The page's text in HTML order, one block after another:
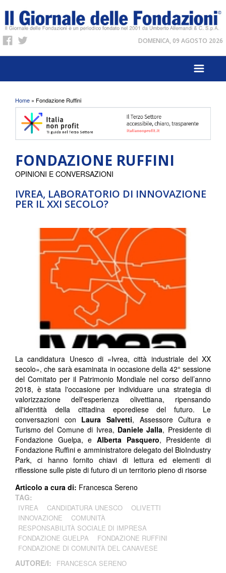
DOMENICA, 09 AGOSTO 2026
Tu sei qui
Home » Fondazione Ruffini
FONDAZIONE RUFFINI
IVREA, LABORATORIO DI INNOVAZIONE
PER IL XXI SECOLO?
OPINIONI E CONVERSAZIONI
La candidatura Unesco di «Ivrea, città industriale del XX
secolo», che sarà esaminata in occasione della 42° sessione
del Comitato per il Patrimonio Mondiale nel corso dell’anno
2018, è stata l'occasione per individuare una strategia di
valorizzazione dell'esperienza olivettiana, ripensando
all'identità della cittadina eporediese del futuro. Le
conversazioni con Laura Salvetti, Assessore Cultura e
Turismo del Comune di Ivrea, Daniele Jalla, Presidente di
Fondazione Guelpa, e Alberta Pasquero, Presidente di
Fondazione Ruffini e amministratore delegato del BioIndustry
Park, ci hanno fornito chiavi di lettura ed elementi di
riflessione sulle piste di futuro di un territorio pieno di risorse
Articolo a cura di: Francesca Sereno
TAG:
IVREA CANDIDATURA UNESCO
OLIVETTI
INNOVAZIONE
COMUNITÀ
RESPONSABILITÀ SOCIALE DI IMPRESA
FONDAZIONE GUELPA
FONDAZIONE RUFFINI
FONDAZIONE DI COMUNITÀ DEL CANAVESE
AUTORE/I: FRANCESCA SERENO